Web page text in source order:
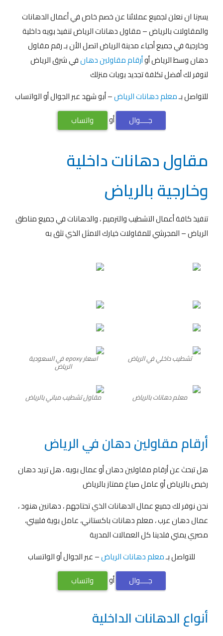
يسرنا ان نعلن لجميع عملائنا عن خصم خاص في أعمال الدهانات
والمقاولات بالرياض – مقاول دهانات الرياض تنفيذ بويه داخلية
وخارجية في جميع أحياء مدينة الرياض اتصل الأن بـ رقم مقاول
دهان وسط الرياض أوأرقام مقاولين دهانفي شرق الرياض
لنوفر لك أفضل تكلفة تجديد بويات منزلك
للتواصل بـمعلم دهانات الرياض– أبو شهد عبر الجوال أو الواتساب
جــــوال
أو واتساب
مقاول دهانات داخلية
وخارجية بالرياض
تنفيذ كافة أعمال التشطيب والترميم ، والدهانات في جميع مناطق
الرياض – المجرشي للمقاولات خيارك الامثل الذي تثق به
تشطيب داخلي في الرياض اسعار epoxy في السعودية
الرياض
معلم دهانات بالرياض مقاول تشطيب مباني بالرياض
أرقام مقاولين دهان في الرياض
هل تبحث عن أرقام مقاولين دهان أو عمال بويه ، هل تريد دهان
رخيص بالرياض أو عامل صباغ ممتاز بالرياض
نحن نوفر لك جميع عمال الدهانات الذي تحتاجهم ، دهانين هنود ،
عمال دهان عرب ، معلم دهانات باكستاني، عامل بوية فلبيني،
مصري يمني فلدينا كل العمالات المدربة
للتواصل بـمعلم دهانات الرياض– عبر الجوال أو الواتساب
جــــوال
أو واتساب
أنواع الدهانات الداخلية